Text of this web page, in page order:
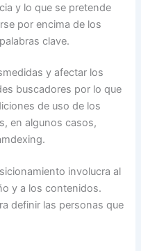
y lo que se pretende
por encima de los
clave.
y afectar los
buscadores por lo que
de uso de los
en algunos casos,
involucra al
y a los contenidos.
definir las personas que